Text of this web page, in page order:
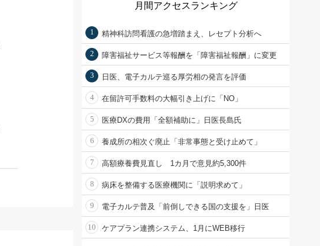
月間アクセスランキング
1 精神科訪問看護の急増踏まえ、レセプト分析へ
2 障害福祉サービス等報酬を「障害福祉報酬」に変更
3 日医、電子カルテ巡る厚労相の発言を評価
4 在留許可手数料の大幅引き上げに「NO」
5 医療DXの費用「全額補助に」日医長島氏
6 養成所の相次ぐ廃止「非常事態と受け止めて」
7 高額療養費見直し 1カ月で意見約5,300件
8 病床を整備する医療機関に「説明求めて」
9 電子カルテ普及「前倒しできる国の支援を」日医
10 ケアプラン連携システム、1月にWEB移行